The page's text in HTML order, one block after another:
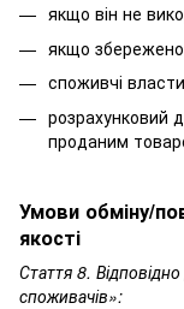
якщо він не
якщо
споживчі
розрахунковий
проданим
Умови обміну/
якості
Стаття 8.
споживачів»: